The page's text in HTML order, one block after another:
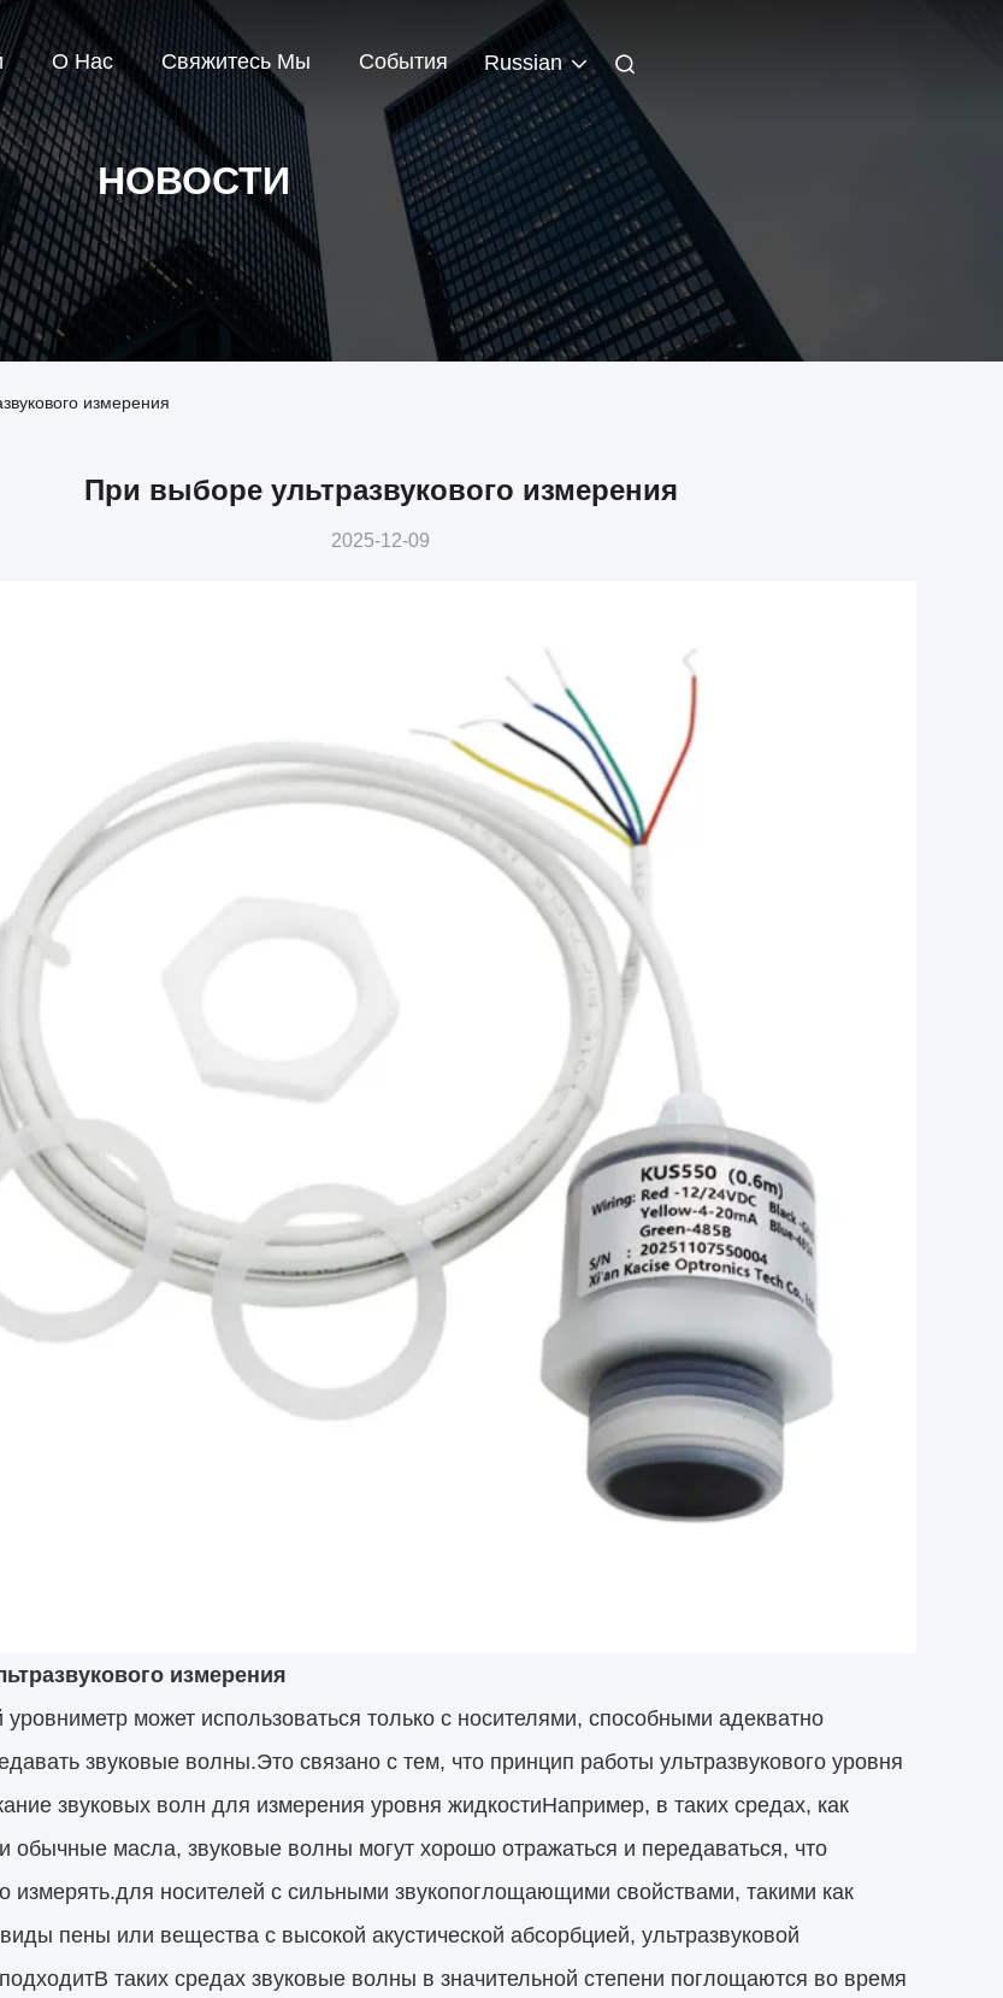
О Нас Свяжитесь Мы События Russian
НОВОСТИ
измерения
При выборе ультразвукового измерения
2025-12-09
измерения
уровниметр может использоваться только с носителями, способными адекватно
звуковые волны.Это связано с тем, что принцип работы ультразвукового уровня
звуковых волн для измерения уровня жидкостиНапример, в таких средах, как
обычные масла, звуковые волны могут хорошо отражаться и передаваться, что
измерять.для носителей с сильными звукопоглощающими свойствами, такими как
пены или вещества с высокой акустической абсорбцией, ультразвуковой
таких средах звуковые волны в значительной степени поглощаются во время